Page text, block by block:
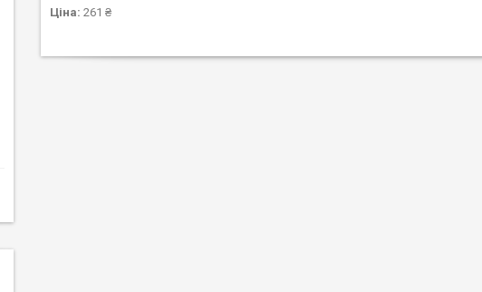
Ціна: 261 ₴